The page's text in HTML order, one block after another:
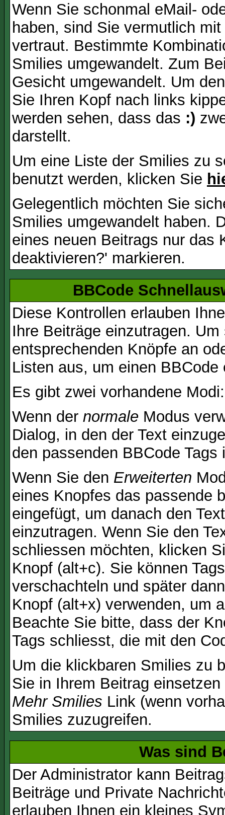
Wenn Sie schonmal eMail-
haben, sind Sie vermutlich
vertraut. Bestimmte
Smilies umgewandelt. Zum
Gesicht umgewandelt. Um
Sie Ihren Kopf nach links
werden sehen, dass das :)
darstellt.
Um eine Liste der Smilies zu
benutzt werden, klicken Sie
Gelegentlich möchten Sie
Smilies umgewandelt haben.
eines neuen Beitrags nur das
deaktivieren?' markieren.
BBCode
Diese Kontrollen erlauben
Ihre Beiträge einzutragen.
entsprechenden Knöpfe an
Listen aus, um einen BBCode
Es gibt zwei vorhandene
Wenn der normale Modus
Dialog, in den der Text
den passenden BBCode
Wenn Sie den Erweiterten
eines Knopfes das passende
eingefügt, um danach den
einzutragen. Wenn Sie den
schliessen möchten, klicken
Knopf (alt+c). Sie können
verschachteln und später
Knopf (alt+x) verwenden, um
Beachte Sie bitte, dass der
Tags schliesst, die mit den
Um die klickbaren Smilies zu
Sie in Ihrem Beitrag
Mehr Smilies Link (wenn
Smilies zuzugreifen.
Was sind
Der Administrator kann
Beiträge und Private
erlauben Ihnen ein kleines